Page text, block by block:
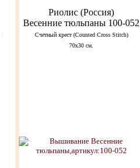
Риолис (Россия)
Весенние тюльпаны 100-052
Счетный крест (Counted Cross Stitch)
70х30 см.